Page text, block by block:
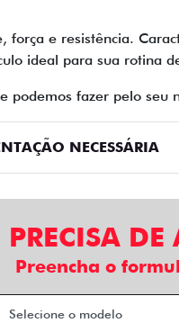
força e resistência.
ideal para sua rotina
podemos fazer pelo seu
NECESSÁRIA
PRECISA
Preencha o